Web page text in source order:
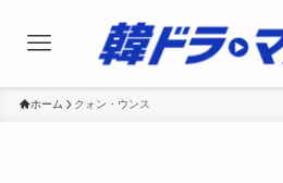
ホーム クォン・ウンス